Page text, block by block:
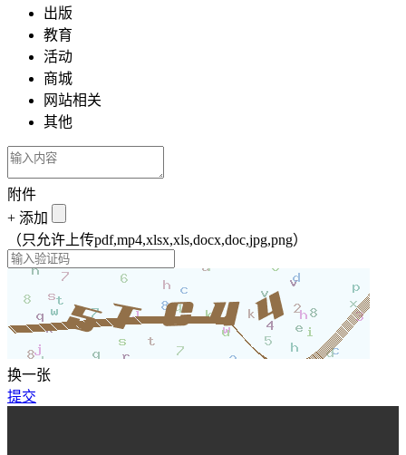
出版
教育
活动
商城
网站相关
其他
附件
+ 添加
（只允许上传pdf,mp4,xlsx,xls,docx,doc,jpg,png）
换一张
提交